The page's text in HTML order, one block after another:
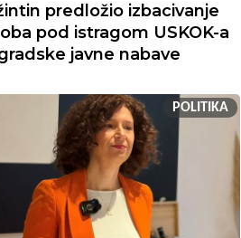
predložio izbacivanje
pod istragom USKOK-a
javne nabave
POLITIKA